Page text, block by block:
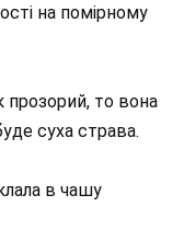
на помірному
прозорий, то вона
суха страва.
в чашу